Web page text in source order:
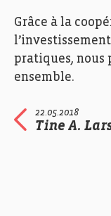
Grâce à la
pratiques, nous
ensemble.
22.05.2018
Tine A.